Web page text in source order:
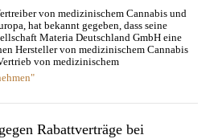
von medizinischem Cannabis und
hat bekannt gegeben, dass seine
Materia Deutschland GmbH eine
Hersteller von medizinischem Cannabis
von medizinischem
Die Vereinbarung stellt eine neue
Rabattverträge bei